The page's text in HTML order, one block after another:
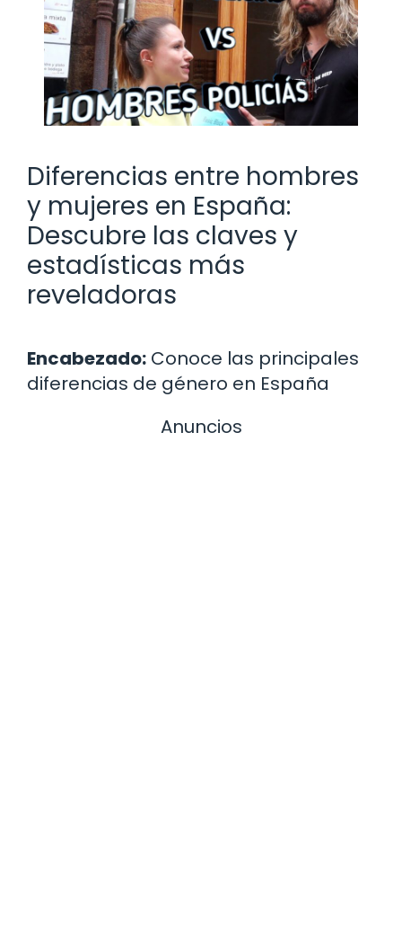
Diferencias entre hombres
y mujeres en España:
Descubre las claves y
estadísticas más
reveladoras
Encabezado: Conoce las principales
diferencias de género en España
Anuncios